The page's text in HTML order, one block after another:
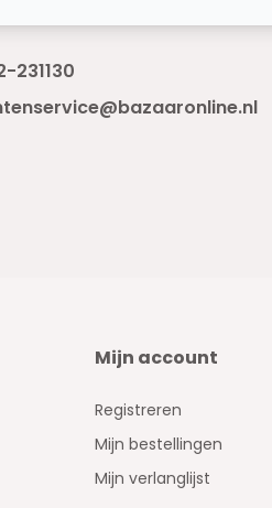
231130
Mijn account
Registreren
Mijn bestellingen
Mijn verlanglijst